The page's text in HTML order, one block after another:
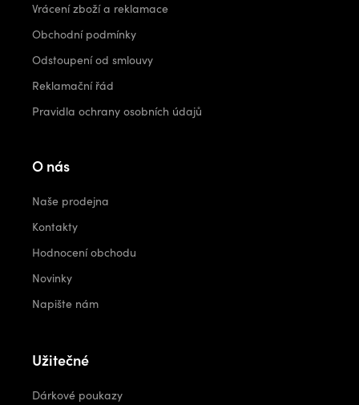
Vrácení zboží a reklamace
Obchodní podmínky
Odstoupení od smlouvy
Reklamační řád
Pravidla ochrany osobních údajů
O nás
Naše prodejna
Kontakty
Hodnocení obchodu
Novinky
Napište nám
Užitečné
Dárkové poukazy